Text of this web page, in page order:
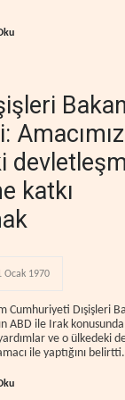
Amacımız
katkı
Ocak 1970
Cumhuriyeti Dışişleri
ABD ile Irak
ve o ülkedeki
ile yaptığını belirtti.